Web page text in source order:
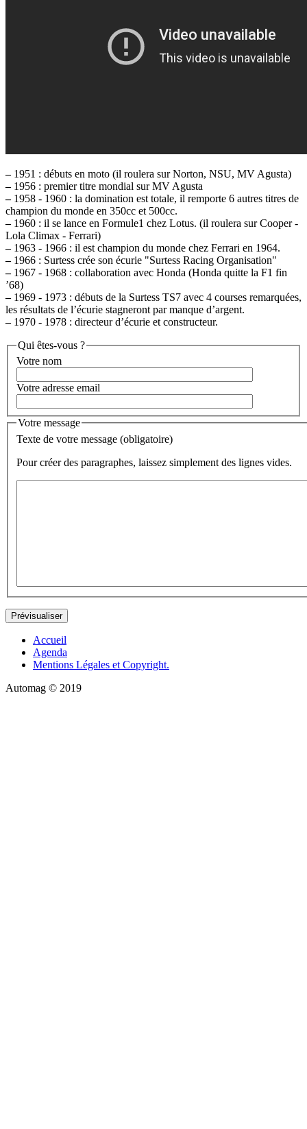
–1951 : débuts en moto (il roulera sur Norton, NSU, MV Agusta)
–1956 : premier titre mondial sur MV Agusta
–1958 - 1960 : la domination est totale, il remporte 6 autres titres de
champion du monde en 350cc et 500cc.
–1960 : il se lance en Formule1 chez Lotus. (il roulera sur Cooper -
Lola Climax - Ferrari)
–1963 - 1966 : il est champion du monde chez Ferrari en 1964.
–1966 : Surtess crée son écurie "Surtess Racing Organisation"
–1967 - 1968 : collaboration avec Honda (Honda quitte la F1 fin
’68)
–1969 - 1973 : débuts de la Surtess TS7 avec 4 courses remarquées,
les résultats de l’écurie stagneront par manque d’argent.
–1970 - 1978 : directeur d’écurie et constructeur.
Qui êtes-vous ?
Votre nom
Votre adresse email
Votre message
Texte de votre message (obligatoire)
Pour créer des paragraphes, laissez simplement des lignes vides.
Accueil
Agenda
Mentions Légales et Copyright.
Automag © 2019